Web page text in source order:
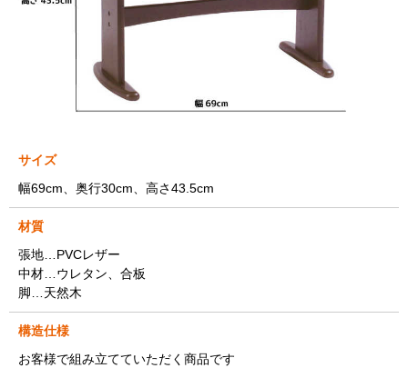
サイズ
幅69cm、奥行30cm、高さ43.5cm
材質
張地…PVCレザー
中材…ウレタン、合板
脚…天然木
構造仕様
お客様で組み立てていただく商品です